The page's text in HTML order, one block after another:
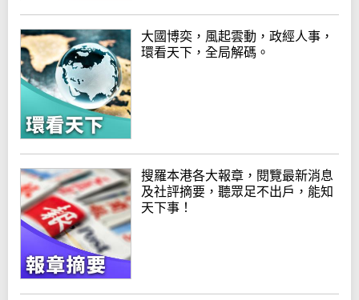
大國博奕，風起雲動，政經人事，
環看天下，全局解碼。
搜羅本港各大報章，閱覽最新消息
及社評摘要，聽眾足不出戶，能知
天下事！